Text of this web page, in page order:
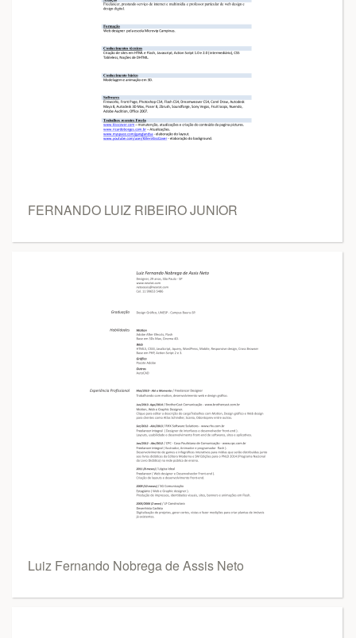
FERNANDO LUIZ RIBEIRO JUNIOR
Luiz Fernando Nobrega de Assis Neto